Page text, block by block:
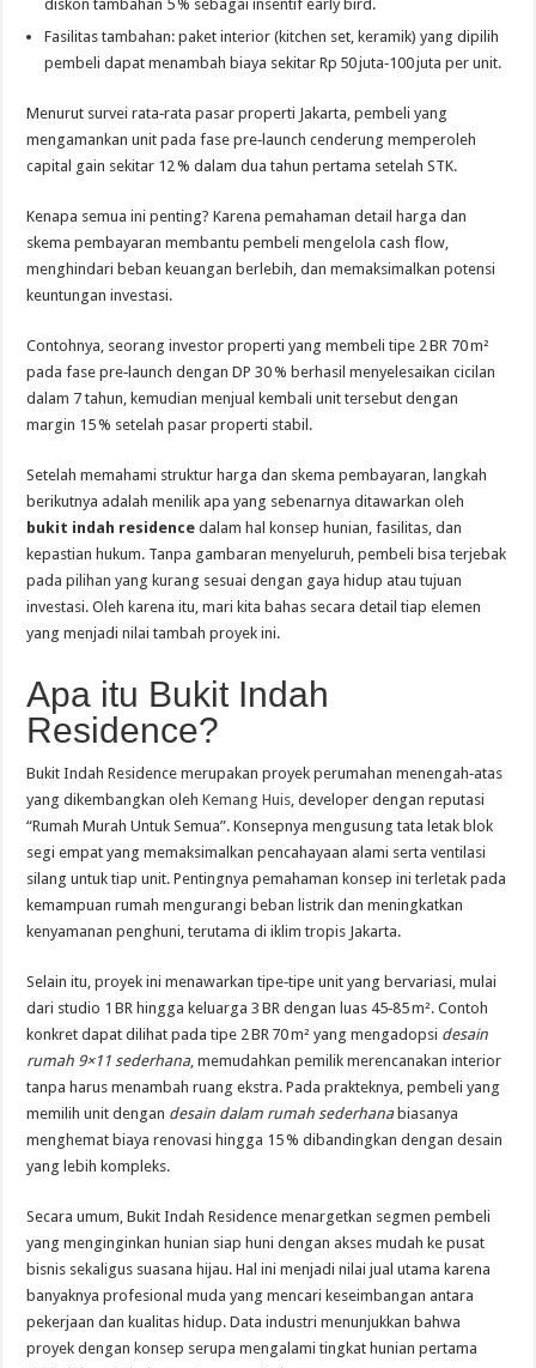
diskon tambahan 5 % sebagai insentif early bird.
Fasilitas tambahan: paket interior (kitchen set, keramik) yang dipilih
pembeli dapat menambah biaya sekitar Rp 50 juta‑100 juta per unit.
Menurut survei rata‑rata pasar properti Jakarta, pembeli yang
mengamankan unit pada fase pre‑launch cenderung memperoleh
capital gain sekitar 12 % dalam dua tahun pertama setelah STK.
Kenapa semua ini penting? Karena pemahaman detail harga dan
skema pembayaran membantu pembeli mengelola cash flow,
menghindari beban keuangan berlebih, dan memaksimalkan potensi
keuntungan investasi.
Contohnya, seorang investor properti yang membeli tipe 2 BR 70 m²
pada fase pre‑launch dengan DP 30 % berhasil menyelesaikan cicilan
dalam 7 tahun, kemudian menjual kembali unit tersebut dengan
margin 15 % setelah pasar properti stabil.
Setelah memahami struktur harga dan skema pembayaran, langkah
berikutnya adalah menilik apa yang sebenarnya ditawarkan oleh
bukit indah residence dalam hal konsep hunian, fasilitas, dan
kepastian hukum. Tanpa gambaran menyeluruh, pembeli bisa terjebak
pada pilihan yang kurang sesuai dengan gaya hidup atau tujuan
investasi. Oleh karena itu, mari kita bahas secara detail tiap elemen
yang menjadi nilai tambah proyek ini.
Apa itu Bukit Indah
Residence?
Bukit Indah Residence merupakan proyek perumahan menengah‑atas
yang dikembangkan olehKemang Huis , developer dengan reputasi
“Rumah Murah Untuk Semua”. Konsepnya mengusung tata letak blok
segi empat yang memaksimalkan pencahayaan alami serta ventilasi
silang untuk tiap unit. Pentingnya pemahaman konsep ini terletak pada
kemampuan rumah mengurangi beban listrik dan meningkatkan
kenyamanan penghuni, terutama di iklim tropis Jakarta.
Selain itu, proyek ini menawarkan tipe‑tipe unit yang bervariasi, mulai
dari studio 1 BR hingga keluarga 3 BR dengan luas 45‑85 m². Contoh
konkret dapat dilihat pada tipe 2 BR 70 m² yang mengadopsi desain
rumah 9×11 sederhana, memudahkan pemilik merencanakan interior
tanpa harus menambah ruang ekstra. Pada prakteknya, pembeli yang
memilih unit dengan desain dalam rumah sederhanabiasanya
menghemat biaya renovasi hingga 15 % dibandingkan dengan desain
yang lebih kompleks.
Secara umum, Bukit Indah Residence menargetkan segmen pembeli
yang menginginkan hunian siap huni dengan akses mudah ke pusat
bisnis sekaligus suasana hijau. Hal ini menjadi nilai jual utama karena
banyaknya profesional muda yang mencari keseimbangan antara
pekerjaan dan kualitas hidup. Data industri menunjukkan bahwa
proyek dengan konsep serupa mengalami tingkat hunian pertama